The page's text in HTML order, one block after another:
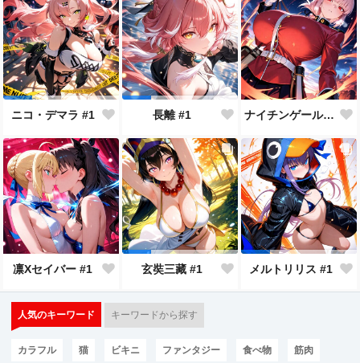
ニコ・デマラ #1 長離 #1 ナイチンゲール #1
凛Xセイバー #1 玄奘三藏 #1 メルトリリス #1
人気のキーワード キーワードから探す
カラフル 猫 ビキニ ファンタジー 食べ物 筋肉